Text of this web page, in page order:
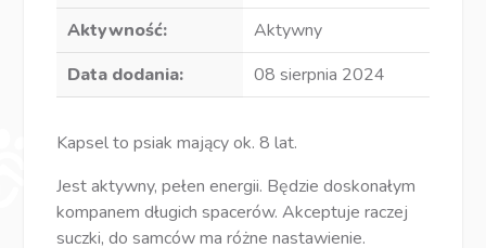
Aktywność:
Aktywny
Data dodania:
08 sierpnia 2024
Kapsel to psiak mający ok. 8 lat.
Jest aktywny, pełen energii. Będzie doskonałym
kompanem długich spacerów. Akceptuje raczej
suczki, do samców ma różne nastawienie.